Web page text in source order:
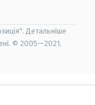
Детальніше
© 2005—2021,